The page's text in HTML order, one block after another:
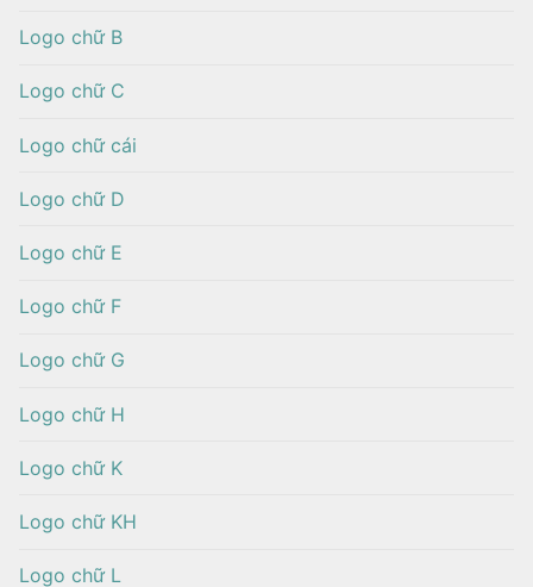
Logo chữ B
Logo chữ C
Logo chữ cái
Logo chữ D
Logo chữ E
Logo chữ F
Logo chữ G
Logo chữ H
Logo chữ K
Logo chữ KH
Logo chữ L